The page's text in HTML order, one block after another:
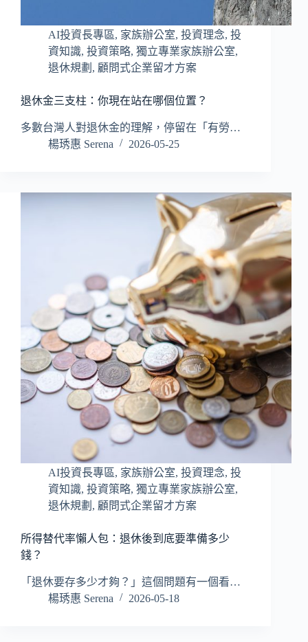
AI投資長專區, 家族辦公室, 投資理念, 投
資知識, 投資策略, 獨立專業家族辦公室,
退休規劃 , 顧問式企業留才方案
退休金三支柱：你現在站在哪個位置？
多數台灣人對退休金的理解，停留在「有勞…
楊琇惠 Serena
2026-05-25
AI投資長專區, 家族辦公室, 投資理念, 投
資知識, 投資策略, 獨立專業家族辦公室,
退休規劃 , 顧問式企業留才方案
所得替代率懶人包：退休後到底要準備多少
錢？
「退休要存多少才夠？」這個問題有一個看…
楊琇惠 Serena
2026-05-18